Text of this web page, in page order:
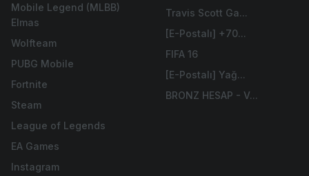
Mobile Legend (MLBB)
Elmas
Wolfteam
PUBG Mobile
Fortnite
Steam
League of Legends
EA Games
Instagram
Travis Scott Ga...
[E-Postalı] +70...
FIFA 16
[E-Postalı] Yağ...
BRONZ HESAP - V...